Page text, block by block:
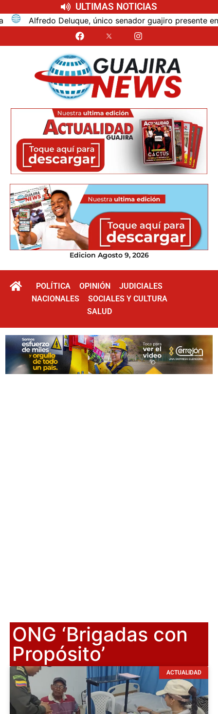
ULTIMAS NOTICIAS
Alfredo Deluque, único senador guajiro presente en la
Edicion Agosto 9, 2026
POLÍTICA OPINIÓN
JUDICIALES
NACIONALES
SOCIALES Y CULTURA
SALUD
ONG ‘Brigadas con
Propósito’
ACTUALIDAD